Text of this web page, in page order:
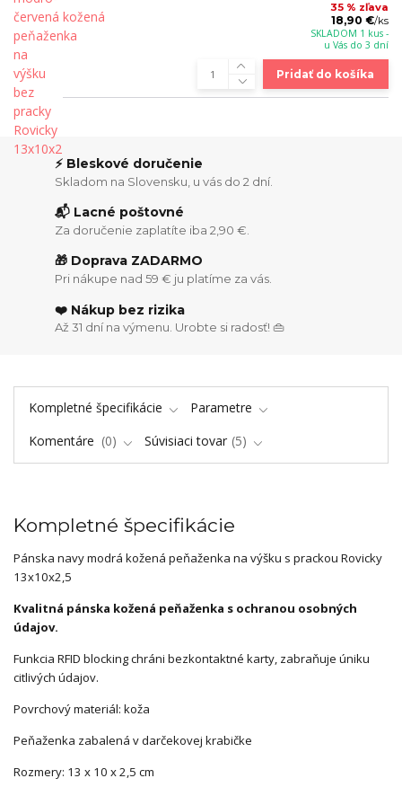
35 % zľava
18,90 €/ks
SKLADOM 1 kus -
u Vás do 3 dní
Pridať do košíka
⚡ Bleskové doručenie
Skladom na Slovensku, u vás do 2 dní.
📬 Lacné poštovné
Za doručenie zaplatíte iba 2,90 €.
🎁 Doprava ZADARMO
Pri nákupe nad 59 € ju platíme za vás.
❤️ Nákup bez rizika
Až 31 dní na výmenu. Urobte si radosť! 👜
Kompletné špecifikácie
Parametre
Komentáre
0 Súvisiaci tovar 5
Kompletné špecifikácie
Pánska navy modrá kožená peňaženka na výšku s prackou Rovicky
13x10x2,5
Kvalitná pánska kožená peňaženka s ochranou osobných
údajov.
Funkcia RFID blocking chráni bezkontaktné karty, zabraňuje úniku
citlivých údajov.
Povrchový materiál: koža
Peňaženka zabalená v darčekovej krabičke
Rozmery: 13 x 10 x 2,5 cm